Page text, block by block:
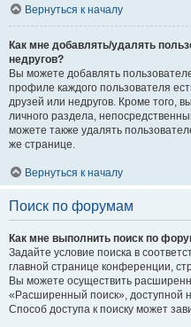
Вернуться к началу
Как мне добавлять/удалять
недругов?
Вы можете добавлять
профиле каждого пользователя
друзей или недругов. Кроме того,
личного раздела,
можете также удалять
же странице.
Вернуться к началу
Поиск по форумам
Как мне выполнить поиск по
Задайте условие поиска в
главной странице конференции,
Вы можете осуществить
«Расширенный поиск», доступной
Способ доступа к поиску может